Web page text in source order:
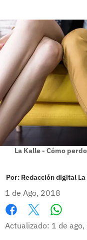
La Kalle - Cómo
Por: Redacción digital
1 de Ago, 2018
Facebook
X
Actualizado: 1 de